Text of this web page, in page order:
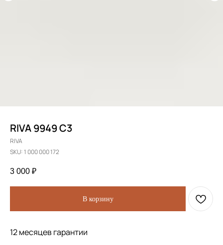
RIVA 9949 C3
RIVA
SKU:1 000 000 172
3 000 ₽
В корзину
12 месяцев гарантии